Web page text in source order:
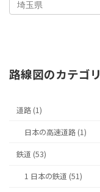
路線図のカテゴリ
道路 (1)
日本の高速道路 (1)
鉄道 (53)
1 日本の鉄道 (51)